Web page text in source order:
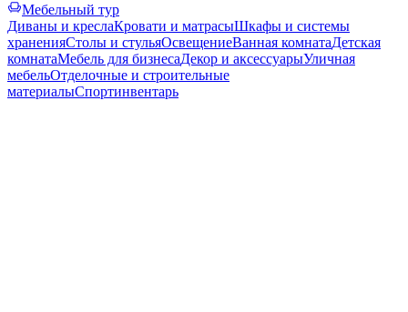
Мебельный тур
Диваны и креслаКровати и матрасыШкафы и системы
храненияСтолы и стульяОсвещениеВанная комнатаДетская
комнатаМебель для бизнесаДекор и аксессуарыУличная
мебельОтделочные и строительные
материалыСпортинвентарь